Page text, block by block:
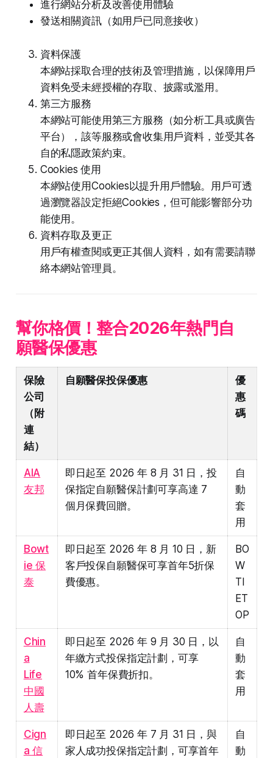
進行網站分析及改善使用體驗
發送相關資訊（如用戶已同意接收）
資料保護
本網站採取合理的技術及管理措施，以保障用戶
資料免受未經授權的存取、披露或濫用。
第三方服務
本網站可能使用第三方服務（如分析工具或廣告
平台），該等服務或會收集用戶資料，並受其各
自的私隱政策約束。
Cookies 使用
本網站使用Cookies以提升用戶體驗。用戶可透
過瀏覽器設定拒絕Cookies，但可能影響部分功
能使用。
資料存取及更正
用戶有權查閱或更正其個人資料，如有需要請聯
絡本網站管理員。
幫你格價！整合2026年熱門自
願醫保優惠
保險
公司
（附
連
結）
自願醫保投保優惠
優
惠
碼
AIA
友邦
即日起至 2026 年 8 月 31 日，投
保指定自願醫保計劃可享高達 7
個月保費回贈。
自
動
套
用
Bowt
ie 保
泰
即日起至 2026 年 8 月 10 日，新
客戶投保自願醫保可享首年5折保
費優惠。
BO
W
TI
ET
OP
Chin
a
Life
中國
人壽
即日起至 2026 年 9 月 30 日，以
年繳方式投保指定計劃，可享
10% 首年保費折扣。
自
動
套
用
Cign
a 信
即日起至 2026 年 7 月 31 日，與
家人成功投保指定計劃，可享首年
自
動